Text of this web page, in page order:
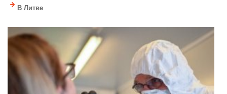
В Литве